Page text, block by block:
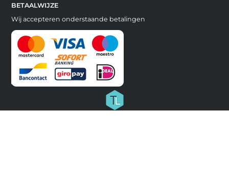
BETAALWIJZE
Wij accepteren onderstaande betalingen